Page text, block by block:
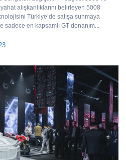
alışkanlıklarını belirleyen 5008
Türkiye’de satışa sunmaya
en kapsamlı GT donanım...